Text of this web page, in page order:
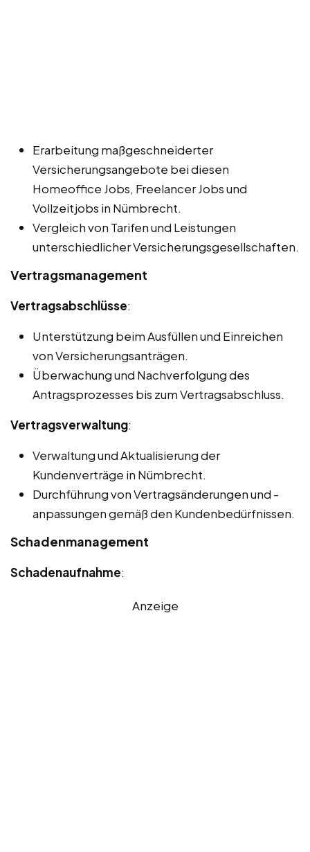
Erarbeitung maßgeschneiderter
Versicherungsangebote bei diesen
Homeoffice Jobs, Freelancer Jobs und
Vollzeitjobs in Nümbrecht.
Vergleich von Tarifen und Leistungen
unterschiedlicher Versicherungsgesellschaften.
Vertragsmanagement
Vertragsabschlüsse:
Unterstützung beim Ausfüllen und Einreichen
von Versicherungsanträgen.
Überwachung und Nachverfolgung des
Antragsprozesses bis zum Vertragsabschluss.
Vertragsverwaltung:
Verwaltung und Aktualisierung der
Kundenverträge in Nümbrecht.
Durchführung von Vertragsänderungen und -
anpassungen gemäß den Kundenbedürfnissen.
Schadenmanagement
Schadenaufnahme:
Anzeige